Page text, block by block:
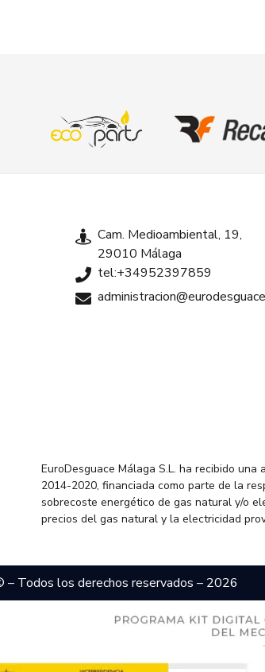
Cam. Medioambiental, 19,
29010 Málaga
tel:+34952397859
EuroDesguace Málaga S.L. ha recibido
2014-2020, financiada como parte de la
sobrecoste energético de gas natural y/o
precios del gas natural y la electricidad
– Todos los derechos reservados – 2026